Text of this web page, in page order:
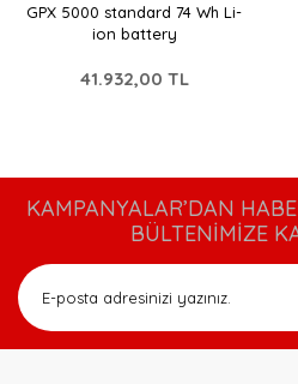
GPX 5000 standard 74 Wh Li-
ion battery
41.932,00 TL
KAMPANYALAR’DAN
BÜLTENİMİZE